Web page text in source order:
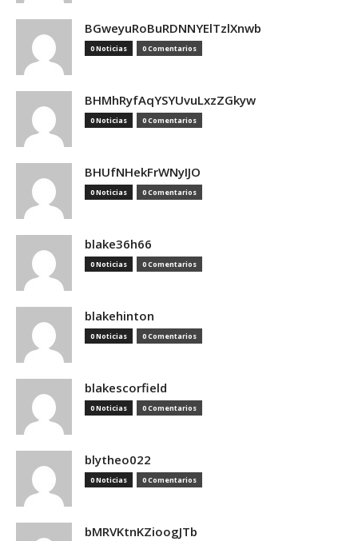
BGweyuRoBuRDNNYElTzlXnwb
0 Noticias 0 Comentarios
BHMhRyfAqYSYUvuLxzZGkyw
0 Noticias 0 Comentarios
BHUfNHekFrWNyIJO
0 Noticias 0 Comentarios
blake36h66
0 Noticias 0 Comentarios
blakehinton
0 Noticias 0 Comentarios
blakescorfield
0 Noticias 0 Comentarios
blytheo022
0 Noticias 0 Comentarios
bMRVKtnKZioogJTb